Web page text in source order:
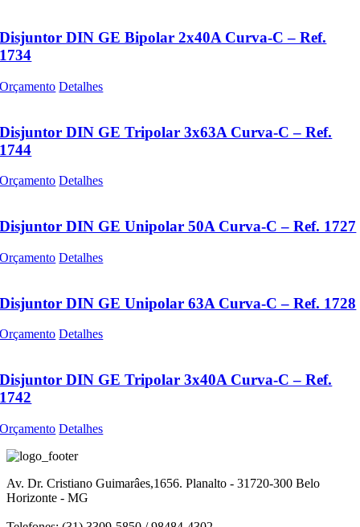
Disjuntor DIN GE Bipolar 2x40A Curva-C – Ref.
1734
Orçamento Detalhes
Disjuntor DIN GE Tripolar 3x63A Curva-C – Ref.
1744
Orçamento Detalhes
Disjuntor DIN GE Unipolar 50A Curva-C – Ref. 1727
Orçamento Detalhes
Disjuntor DIN GE Unipolar 63A Curva-C – Ref. 1728
Orçamento Detalhes
Disjuntor DIN GE Tripolar 3x40A Curva-C – Ref.
1742
Orçamento Detalhes
Av. Dr. Cristiano Guimarâes,1656. Planalto - 31720-300 Belo
Horizonte - MG